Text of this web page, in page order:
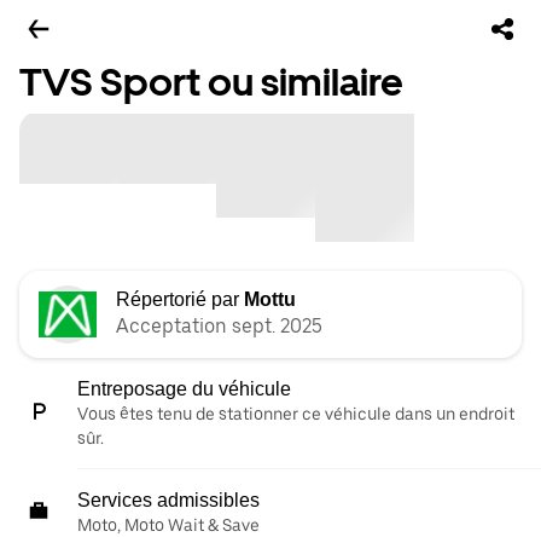
TVS Sport ou similaire
Répertorié par Mottu
Acceptation sept. 2025
Entreposage du véhicule
Vous êtes tenu de stationner ce véhicule dans un endroit
sûr.
Services admissibles
Moto, Moto Wait & Save